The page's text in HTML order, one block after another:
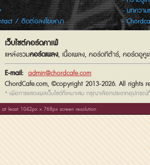
/ ติดต่อลงโฆษณา
บทความ
เว็บไซต์คอร์ดคาเฟ่
แหล่งรวมคอร์ดเพลง, เนื้อเพลง, คอร์ดกีต้าร์, คอร์ดอูคู
E-mail: admin@chordcafe.com
ChordCafe.com, ©copyright 2013-2026. All rights
* เพื่อการแสดงผลเว็บไซต์ที่เหมาะสม กรุณาเลือกประเภทอุปกรณ์
least 1042px x 768px screen resolution